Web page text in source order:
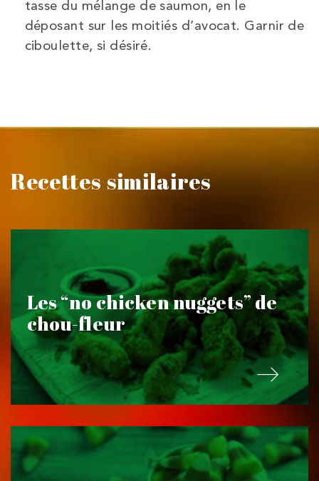
tasse du mélange de saumon, en le
déposant sur les moitiés d’avocat. Garnir de
ciboulette, si désiré.
Recettes similaires
Les “no chicken nuggets” de
chou-fleur